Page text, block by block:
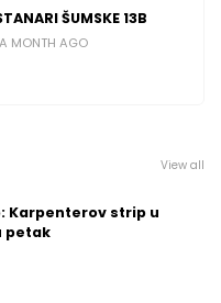
ŠUMSKE 13B
MONTH AGO
View all
Karpenterov strip u
petak